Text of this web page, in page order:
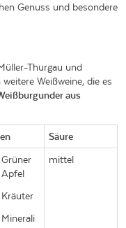
Genuss und besondere
Thurgau und
Weißweine, die es
aus
Säure
Grüner
Apfel
Kräuter
Minerali
mittel